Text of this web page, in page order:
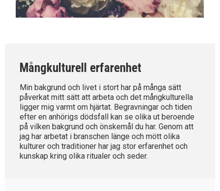
Mångkulturell erfarenhet
Min bakgrund och livet i stort har på många sätt
påverkat mitt sätt att arbeta och det mångkulturella
ligger mig varmt om hjärtat. Begravningar och tiden
efter en anhörigs dödsfall kan se olika ut beroende
på vilken bakgrund och önskemål du har. Genom att
jag har arbetat i branschen länge och mött olika
kulturer och traditioner har jag stor erfarenhet och
kunskap kring olika ritualer och seder.